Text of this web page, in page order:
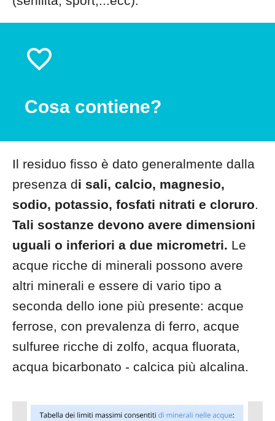
Cosa contiene?
Il residuo fisso è dato generalmente dalla
presenza di sali, calcio, magnesio,
sodio, potassio, fosfati nitrati e cloruro.
Tali sostanze devono avere dimensioni
uguali o inferiori a due micrometri. Le
acque ricche di minerali possono avere
altri minerali e essere di vario tipo a
seconda dello ione più presente: acque
ferrose, con prevalenza di ferro, acque
sulfuree ricche di zolfo, acqua fluorata,
acqua bicarbonato - calcica più alcalina.